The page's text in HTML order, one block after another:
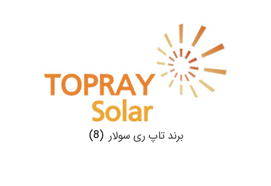
برند تاپ‎ ری سولار (8)